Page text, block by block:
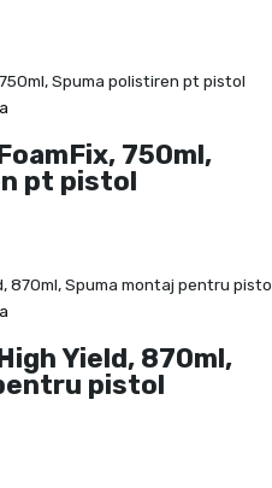
750ml,
pt pistol
Yield, 870ml,
pistol